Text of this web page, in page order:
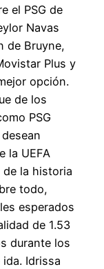
el PSG de
Navas
de Bruyne,
Plus y
opción.
de los
PSG
la UEFA
de la historia
todo,
esperados
de 1.53
durante los
Idrissa